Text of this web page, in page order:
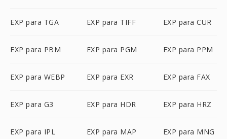
EXP para TGA EXP para TIFF EXP para CUR
EXP para PBM EXP para PGM EXP para PPM
EXP para WEBP EXP para EXR EXP para FAX
EXP para G3 EXP para HDR EXP para HRZ
EXP para IPL EXP para MAP EXP para MNG